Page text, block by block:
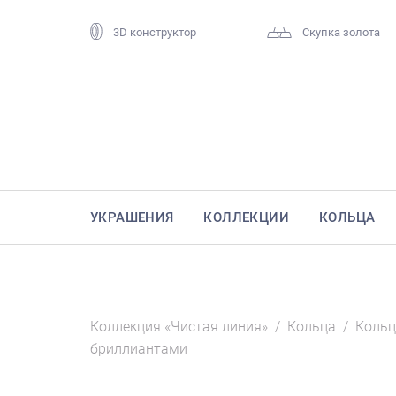
3D конструктор Скупка золота
УКРАШЕНИЯ КОЛЛЕКЦИИ КОЛЬЦА
Коллекция «Чистая линия» / Кольца /
бриллиантами